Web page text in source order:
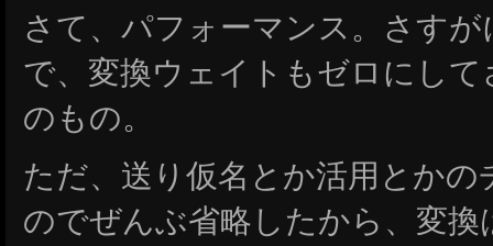
さて、パフォーマンス。さす
で、変換ウェイトもゼロにし
のもの。
ただ、送り仮名とか活用とか
のでぜんぶ省略したから、変